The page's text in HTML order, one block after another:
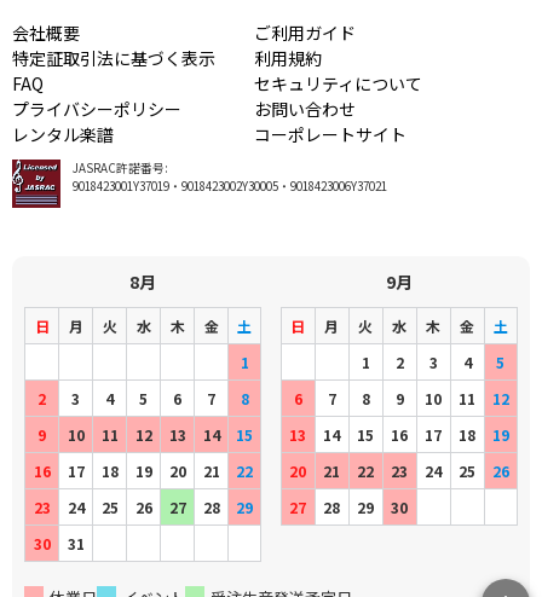
会社概要
ご利用ガイド
特定証取引法に基づく表示
利用規約
FAQ
セキュリティについて
プライバシーポリシー
お問い合わせ
レンタル楽譜
コーポレートサイト
JASRAC許諾番号:
9018423001Y37019・9018423002Y30005・9018423006Y37021
8月
日 月 火 水 木 金
土
1
2
3 4 5 6 7
8
9
10 11 12 13 14
15
16
17 18 19 20 21
22
23
24 25 26 27 28
29
30
31
9月
日 月 火 水 木 金
土
1
2 3 4
5
6
7 8 9 10 11
12
13
14 15 16 17 18
19
20
21 22 23 24 25
26
27
28 29 30